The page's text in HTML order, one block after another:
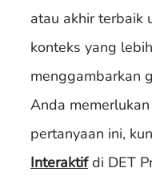
atau akhir terbaik
konteks yang
menggambarkan
Anda
pertanyaan ini,
Interaktifdi DET